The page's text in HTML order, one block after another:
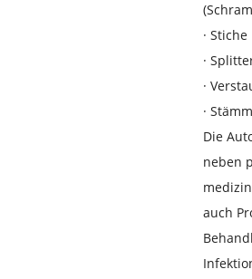
· Stiche
·
·
·
Die
neben
auch